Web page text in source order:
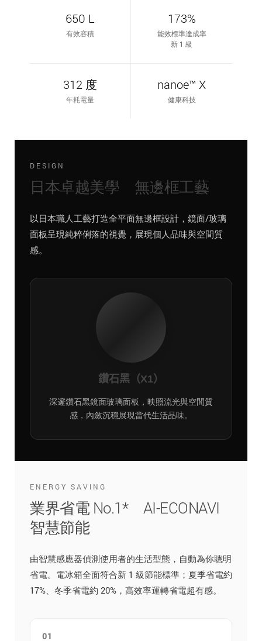
650 L
有效容積
173%
能效標準達成率
新 1 級
312 度
年耗電量
nanoe™ X
健康科技
DESIGN
日本卓越美學 無邊框工藝
以日本職人工藝打造全平面無邊框設計，鏡面/玻璃
面板呈現純粹俐落的視覺，展現個人品味與空間質
感。
鑽石黑（X1）
深邃鑽石黑鏡面玻璃面板，映照流光與空間質
感，內斂沉穩展現當代生活品味。
ENERGY SAVING
業界省電 No.1* AI-ECONAVI
智慧節能
由智慧感應器偵測使用者的生活型態，自動為你聰明
省電。電冰箱全面符合新 1 級節能標準；夏季省電約
17%、冬季省電約 20%，高效率運轉省電超有感。
01